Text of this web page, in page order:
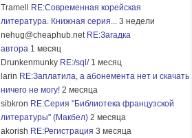
Tramell
RE:Современная корейская
литература. Книжная серия... 3 недели
nehug@cheaphub.net RE:Загадка
автора 1 месяц
Drunkenmunky RE:/sql/ 1 месяц
larin RE:Заплатила, а абонемента нет и скачать
ничего не могу! 2 месяца
sibkron RE:Серия "Библиотека французской
литературы" (Макбел) 2 месяца
akorish RE:Регистрация 3 месяца